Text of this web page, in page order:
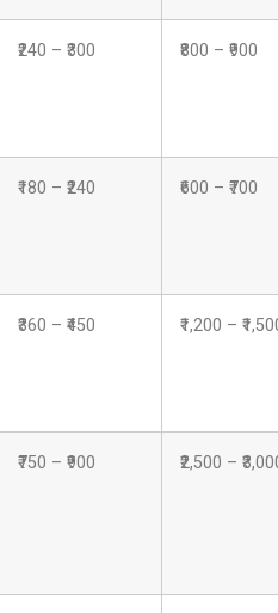
₹240 – ₹300 ₹800 – ₹900
₹180 – ₹240 ₹600 – ₹700
₹360 – ₹450 ₹1,200 –
₹750 – ₹900 ₹2,500 –